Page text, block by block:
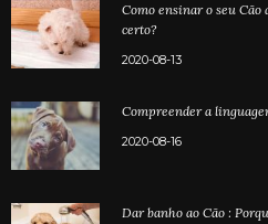
Como ensinar o seu Cão
certo?
2020-08-13
Compreender a
2020-08-16
Dar banho ao Cão :